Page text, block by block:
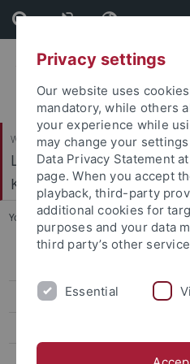
Skip
to
content
Skip
to
footer
Wirtschafts- und
Ludwig-Uhland-Institut
Kulturwissenschaft
You are here: Startseite ...
Wiss. Mitarbeiter*innen
Privacy settings
Our website uses
mandatory, while others
your experience while
may change your
Data Privacy Statement
page. When you accept
playback, third-party
additional cookies for
purposes and your data
third party’s other
Essential